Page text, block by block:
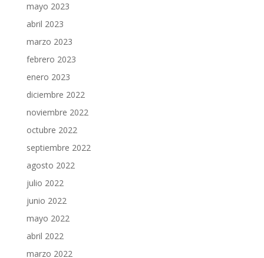
mayo 2023
abril 2023
marzo 2023
febrero 2023
enero 2023
diciembre 2022
noviembre 2022
octubre 2022
septiembre 2022
agosto 2022
julio 2022
junio 2022
mayo 2022
abril 2022
marzo 2022